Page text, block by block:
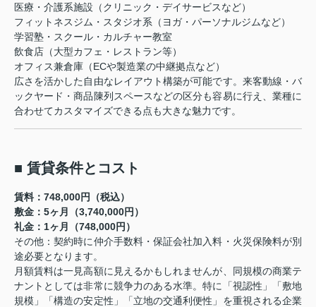
医療・介護系施設（クリニック・デイサービスなど）
フィットネスジム・スタジオ系（ヨガ・パーソナルジムなど）
学習塾・スクール・カルチャー教室
飲食店（大型カフェ・レストラン等）
オフィス兼倉庫（ECや製造業の中継拠点など）
広さを活かした自由なレイアウト構築が可能です。来客動線・バ
ックヤード・商品陳列スペースなどの区分も容易に行え、業種に
合わせてカスタマイズできる点も大きな魅力です。
■ 賃貸条件とコスト
賃料：748,000円（税込）
敷金：5ヶ月（3,740,000円）
礼金：1ヶ月（748,000円）
その他：契約時に仲介手数料・保証会社加入料・火災保険料が別
途必要となります。
月額賃料は一見高額に見えるかもしれませんが、同規模の商業テ
ナントとしては非常に競争力のある水準。特に「視認性」「敷地
規模」「構造の安定性」「立地の交通利便性」を重視される企業